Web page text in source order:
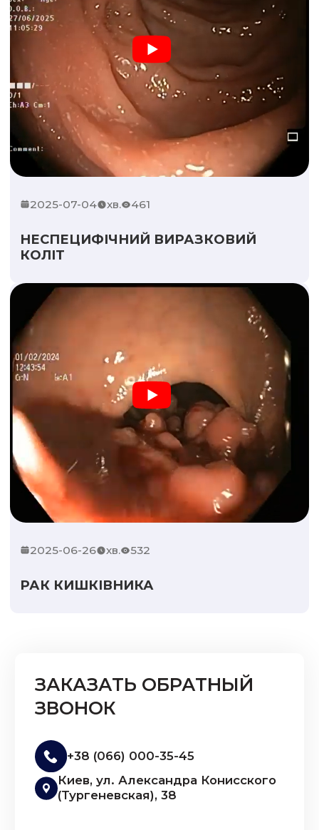
2025-07-04 хв. 461
НЕСПЕЦИФІЧНИЙ ВИРАЗКОВИЙ
КОЛІТ
2025-06-26 хв. 532
РАК КИШКІВНИКА
ЗАКАЗАТЬ ОБРАТНЫЙ
ЗВОНОК
+38 (066) 000-35-45
Киев, ул. Александра Конисского
(Тургеневская), 38